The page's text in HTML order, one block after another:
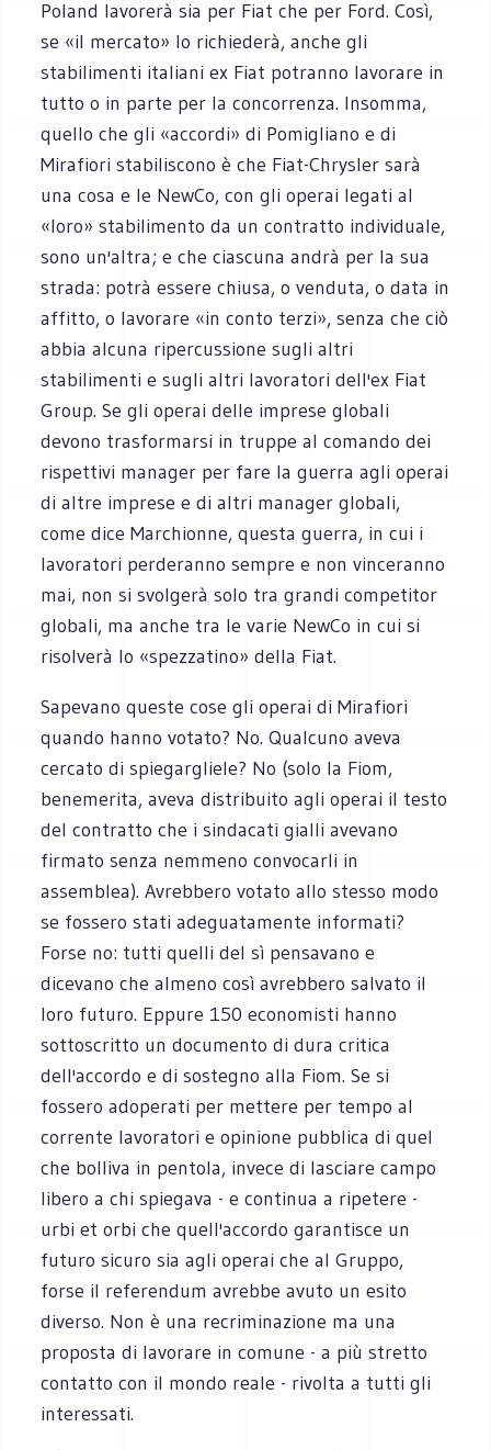
Poland lavorerà sia per Fiat che per Ford. Così,
se «il mercato» lo richiederà, anche gli
stabilimenti italiani ex Fiat potranno lavorare in
tutto o in parte per la concorrenza. Insomma,
quello che gli «accordi» di Pomigliano e di
Mirafiori stabiliscono è che Fiat-Chrysler sarà
una cosa e le NewCo, con gli operai legati al
«loro» stabilimento da un contratto individuale,
sono un'altra; e che ciascuna andrà per la sua
strada: potrà essere chiusa, o venduta, o data in
affitto, o lavorare «in conto terzi», senza che ciò
abbia alcuna ripercussione sugli altri
stabilimenti e sugli altri lavoratori dell'ex Fiat
Group. Se gli operai delle imprese globali
devono trasformarsi in truppe al comando dei
rispettivi manager per fare la guerra agli operai
di altre imprese e di altri manager globali,
come dice Marchionne, questa guerra, in cui i
lavoratori perderanno sempre e non vinceranno
mai, non si svolgerà solo tra grandi competitor
globali, ma anche tra le varie NewCo in cui si
risolverà lo «spezzatino» della Fiat.
Sapevano queste cose gli operai di Mirafiori
quando hanno votato? No. Qualcuno aveva
cercato di spiegargliele? No (solo la Fiom,
benemerita, aveva distribuito agli operai il testo
del contratto che i sindacati gialli avevano
firmato senza nemmeno convocarli in
assemblea). Avrebbero votato allo stesso modo
se fossero stati adeguatamente informati?
Forse no: tutti quelli del sì pensavano e
dicevano che almeno così avrebbero salvato il
loro futuro. Eppure 150 economisti hanno
sottoscritto un documento di dura critica
dell'accordo e di sostegno alla Fiom. Se si
fossero adoperati per mettere per tempo al
corrente lavoratori e opinione pubblica di quel
che bolliva in pentola, invece di lasciare campo
libero a chi spiegava - e continua a ripetere -
urbi et orbi che quell'accordo garantisce un
futuro sicuro sia agli operai che al Gruppo,
forse il referendum avrebbe avuto un esito
diverso. Non è una recriminazione ma una
proposta di lavorare in comune - a più stretto
contatto con il mondo reale - rivolta a tutti gli
interessati.